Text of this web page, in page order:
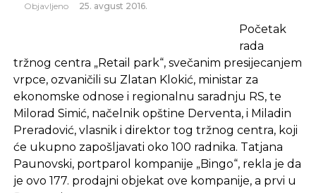
Objavljeno 25. avgust 2016.
Početak
rada
tržnog centra „Retail park“, svečanim presijecanjem
vrpce, ozvaničili su Zlatan Klokić, ministar za
ekonomske odnose i regionalnu saradnju RS, te
Milorad Simić, načelnik opštine Derventa, i Miladin
Preradović, vlasnik i direktor tog tržnog centra, koji
će ukupno zapošljavati oko 100 radnika. Tatjana
Paunovski, portparol kompanije „Bingo“, rekla je da
je ovo 177. prodajni objekat ove kompanije, a prvi u